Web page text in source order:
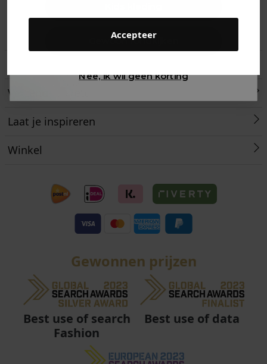
Accepteer
Verzend- en retourinformatie
Laat je inspireren
Winkel
Gewonnen prijzen
Best use of search
Fashion
Best use of data
Gewoon rondkijken
Nee, ik wil geen korting